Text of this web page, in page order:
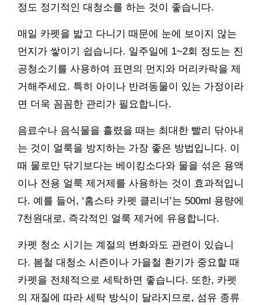
정도 정기적인 대청소를 하는 것이 좋습니다.
매일 카펫을 밟고 다니기 때문에 눈에 보이지 않는
먼지가 쌓이기 쉽습니다. 일주일에 1~2회 정도는 진
공청소기를 사용하여 표면의 먼지와 머리카락을 제
거해주세요. 특히 아이나 반려동물이 있는 가정이라
면 더욱 꼼꼼한 관리가 필요합니다.
음료수나 음식물을 흘렸을 때는 최대한 빨리 닦아내
는 것이 얼룩을 방지하는 가장 좋은 방법입니다. 이
때 물로만 닦기보다는 베이킹소다와 물을 섞은 용액
이나 전용 얼룩 제거제를 사용하는 것이 효과적입니
다. 예를 들어, ‘홈스타 카펫 클리너’는 500ml 용량에
7천원대로, 즉각적인 얼룩 제거에 유용합니다.
카펫 청소 시기는 계절의 변화와도 관련이 있습니
다. 봄철 대청소 시즌이나 가을철 환기가 중요할 때
카펫을 전체적으로 세탁하면 좋습니다. 또한, 카펫
의 재질에 따라 세탁 방식이 달라지므로, 섬유 종류